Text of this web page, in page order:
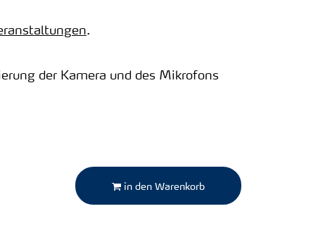
.
der Kamera und des Mikrofons
in den Warenkorb